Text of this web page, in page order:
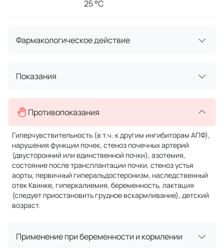
25 °C
Фармакологическое действие
Показания
Противопоказания
Гиперчувствительность (в т.ч. к другим ингибиторам АПФ),
нарушения функции почек, стеноз почечных артерий
(двусторонний или единственной почки), азотемия,
состояние после трансплантации почки, стеноз устья
аорты, первичный гиперальдостеронизм, наследственный
отек Квинке, гиперкалиемия, беременность, лактация
(следует приостановить грудное вскармливание), детский
возраст.
Применение при беременности и кормлении